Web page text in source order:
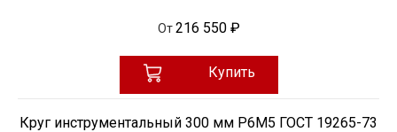
От 216 550 ₽
Купить
Круг инструментальный 300 мм Р6М5 ГОСТ 19265-73